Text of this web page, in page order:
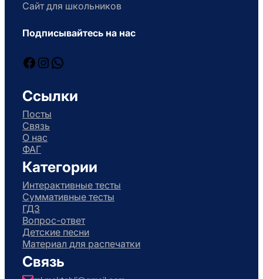
Сайт для школьников
Подписывайтесь на нас
Facebook
Instagram
WhatsApp
Ссылки
Посты
Связь
О нас
ФАГ
Категории
Интерактивные тесты
Суммативные тесты
ГДЗ
Вопрос-ответ
Детские песни
Материал для распечатки
Связь